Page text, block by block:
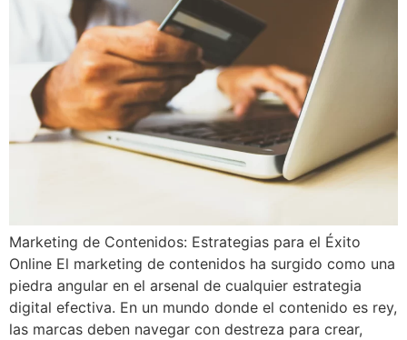
Marketing de Contenidos: Estrategias para el Éxito
Online El marketing de contenidos ha surgido como una
piedra angular en el arsenal de cualquier estrategia
digital efectiva. En un mundo donde el contenido es rey,
las marcas deben navegar con destreza para crear,